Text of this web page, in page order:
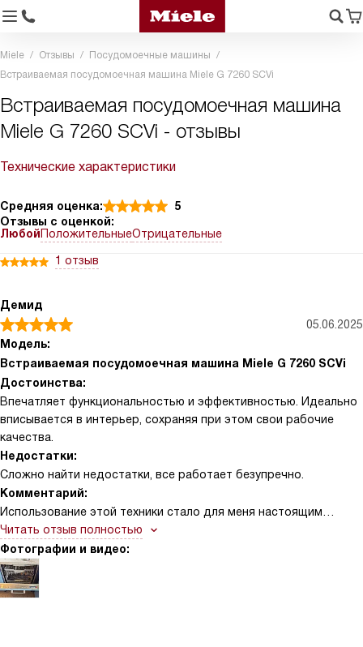
Miele Отзывы
Посудомоечные машины
Встраиваемая посудомоечная машина Miele G 7260 SCVi
Встраиваемая посудомоечная машина
Miele G 7260 SCVi - отзывы
Технические характеристики
Средняя оценка:
5
Отзывы с оценкой:
ЛюбойПоложительныеОтрицательные
1 отзыв
Демид
05.06.2025
Модель:
Встраиваемая посудомоечная машина Miele G 7260 SCVi
Достоинства:
Впечатляет функциональностью и эффективностью. Идеально
вписывается в интерьер, сохраняя при этом свои рабочие
качества.
Недостатки:
Сложно найти недостатки, все работает безупречно.
Комментарий:
Использование этой техники стало для меня настоящим
открытием. Она не просто выполняет свою основную функцию,
но и делает это с максимальной эффективностью и
комфортом для пользователя. Особенно порадовала система
активной конденсационной сушки - посуда после мойки
остается сухой, что существенно экономит время.
Читать отзыв полностью
Фотографии и видео: